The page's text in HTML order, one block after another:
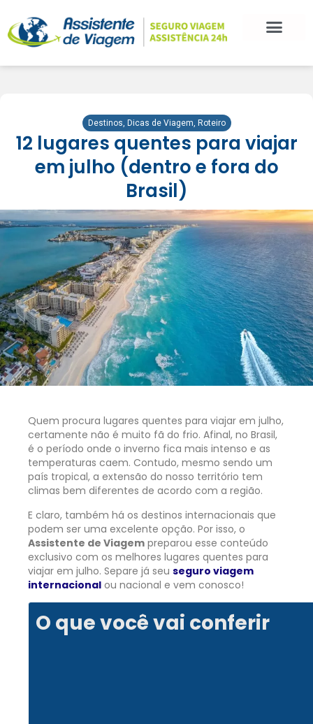
Destinos, Dicas de Viagem, Roteiro
12 lugares quentes para viajar
em julho (dentro e fora do
Brasil)
Quem procura lugares quentes para viajar em julho,
certamente não é muito fã do frio. Afinal, no Brasil,
é o período onde o inverno fica mais intenso e as
temperaturas caem. Contudo, mesmo sendo um
país tropical, a extensão do nosso território tem
climas bem diferentes de acordo com a região.
E claro, também há os destinos internacionais que
podem ser uma excelente opção. Por isso, o
Assistente de Viagem preparou esse conteúdo
exclusivo com os melhores lugares quentes para
viajar em julho. Separe já seu seguro viagem
internacional ou nacional e vem conosco!
O que você vai conferir